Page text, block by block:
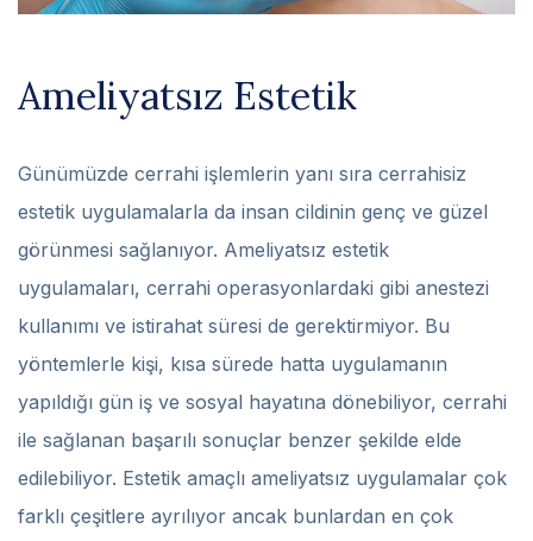
Ameliyatsız Estetik
Günümüzde cerrahi işlemlerin yanı sıra cerrahisiz
estetik uygulamalarla da insan cildinin genç ve güzel
görünmesi sağlanıyor. Ameliyatsız estetik
uygulamaları, cerrahi operasyonlardaki gibi anestezi
kullanımı ve istirahat süresi de gerektirmiyor. Bu
yöntemlerle kişi, kısa sürede hatta uygulamanın
yapıldığı gün iş ve sosyal hayatına dönebiliyor, cerrahi
ile sağlanan başarılı sonuçlar benzer şekilde elde
edilebiliyor. Estetik amaçlı ameliyatsız uygulamalar çok
farklı çeşitlere ayrılıyor ancak bunlardan en çok